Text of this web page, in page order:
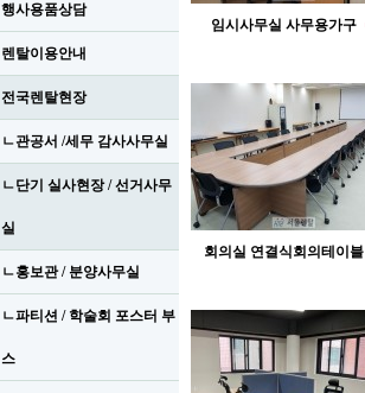
행사용품상담
렌탈이용안내
전국렌탈현장
ㄴ관공서 /세무 감사사무실
ㄴ단기 실사현장 / 선거사무
실
ㄴ홍보관 / 분양사무실
ㄴ파티션 / 학술회 포스터 부
스
임시사무실 사무용가구
회의실 연결식회의테이블